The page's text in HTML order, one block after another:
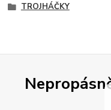
TROJHÁČKY